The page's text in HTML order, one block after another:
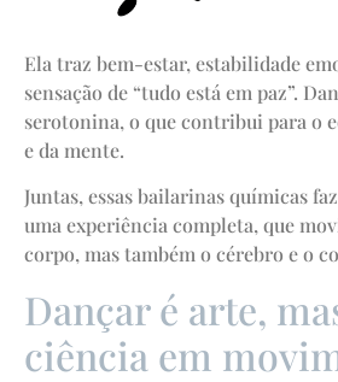
Ela traz bem-estar, estabilidade
sensação de “tudo está em paz”.
serotonina, o que contribui para o
e da mente.
Juntas, essas bailarinas químicas
uma experiência completa, que
corpo, mas também o cérebro e o
Dançar é arte,
ciência em